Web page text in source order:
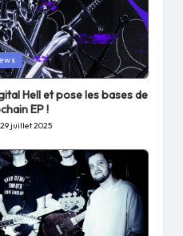
Hell et pose les bases de
EP !
29 juillet 2025